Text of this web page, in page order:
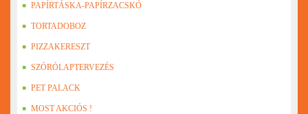
PAPÍRTÁSKA-PAPÍRZACSKÓ
TORTADOBOZ
PIZZAKERESZT
SZÓRÓLAPTERVEZÉS
PET PALACK
MOST AKCIÓS !